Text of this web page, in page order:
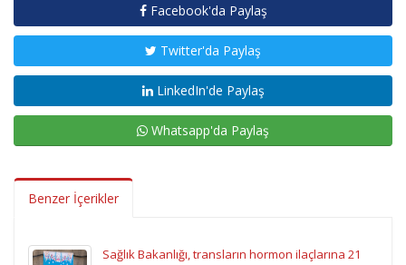
Facebook'da Paylaş
Twitter'da Paylaş
LinkedIn'de Paylaş
Whatsapp'da Paylaş
Benzer İçerikler
Sağlık Bakanlığı, transların hormon ilaçlarına 21